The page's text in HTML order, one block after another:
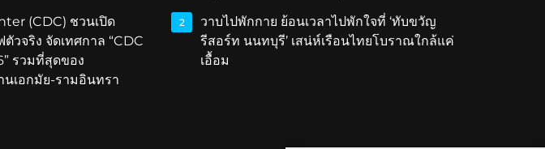
(CDC) ชวนเปิด
วจริง จัดเทศกาล “CDC
รวมที่สุดของ
เอกมัย-รามอินทรา
2
วาบไปพักกาย ย้อนเวลาไปพักใจที่ ‘ทับขวัญ
รีสอร์ท นนทบุรี’ เสน่ห์เรือนไทยโบราณใกล้แค่
เอื้อม